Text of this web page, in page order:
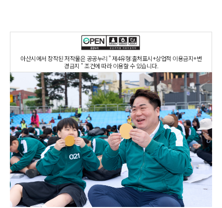
아산시에서 창작된 저작물은 공공누리 " 제4유형:출처표시+상업적 이용금지+변
경금지 " 조건에 따라 이용할 수 있습니다.